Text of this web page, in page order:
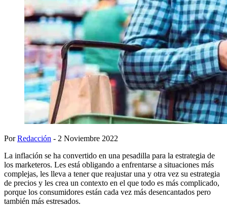
PorRedacción - 2 Noviembre 2022
La inflación se ha convertido en una pesadilla para la estrategia de
los marketeros. Les está obligando a enfrentarse a situaciones más
complejas, les lleva a tener que reajustar una y otra vez su estrategia
de precios y les crea un contexto en el que todo es más complicado,
porque los consumidores están cada vez más desencantados pero
también más estresados.